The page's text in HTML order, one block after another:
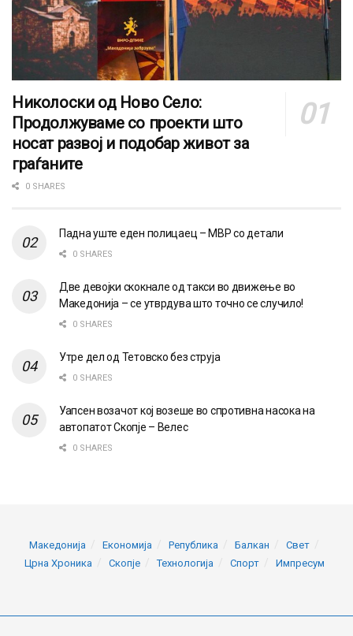
Николоски од Ново Село:
Продолжуваме со проекти што
носат развој и подобар живот за
граѓаните
0 SHARES
Падна уште еден полицаец – МВР со детали
0 SHARES
Две девојки скокнале од такси во движење во
Македонија – се утврдува што точно се случило!
0 SHARES
Утре дел од Тетовско без струја
0 SHARES
Уапсен возачот кој возеше во спротивна насока на
автопатот Скопје – Велес
0 SHARES
Македонија Економија Република Балкан
Свет
Црна Хроника
Скопје Технологија Спорт Импресум